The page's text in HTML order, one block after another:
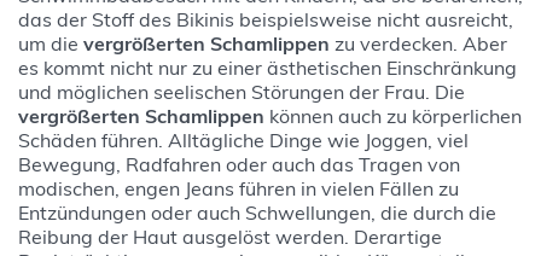
das der Stoff des Bikinis beispielsweise nicht ausreicht,
um die vergrößerten Schamlippen zu verdecken. Aber
es kommt nicht nur zu einer ästhetischen Einschränkung
und möglichen seelischen Störungen der Frau. Die
vergrößerten Schamlippen können auch zu körperlichen
Schäden führen. Alltägliche Dinge wie Joggen, viel
Bewegung, Radfahren oder auch das Tragen von
modischen, engen Jeans führen in vielen Fällen zu
Entzündungen oder auch Schwellungen, die durch die
Reibung der Haut ausgelöst werden. Derartige